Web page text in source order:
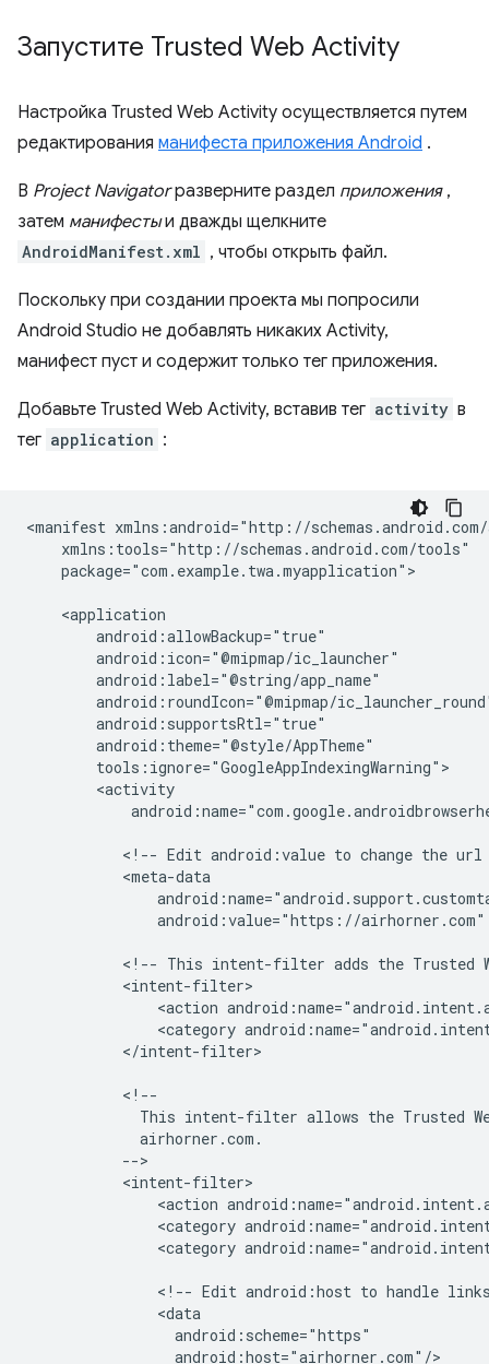
Запустите Trusted Web Activity
Настройка Trusted Web Activity осуществляется путем
редактирования манифеста приложения Android .
В Project Navigatorразверните раздел приложения,
затем манифестыи дважды щелкните
AndroidManifest.xml , чтобы открыть файл.
Поскольку при создании проекта мы попросили
Android Studio не добавлять никаких Activity,
манифест пуст и содержит только тег приложения.
Добавьте Trusted Web Activity, вставив тег activity в
тег application :
<manifest
package="com.example.twa.myapplication">
<!-- Edit android:value to change the url
android:value="https://airhorner.com"
<!-- This intent-filter adds the Trusted
<action
<category
</intent-filter>
This intent-filter allows the Trusted
<action
<category
<category
<!-- Edit android:host to handle